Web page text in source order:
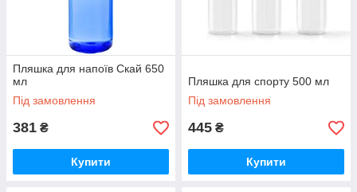
Пляшка для напоїв Скай 650
мл
Під замовлення
381 ₴
Купити
Пляшка для спорту 500 мл
Під замовлення
445 ₴
Купити